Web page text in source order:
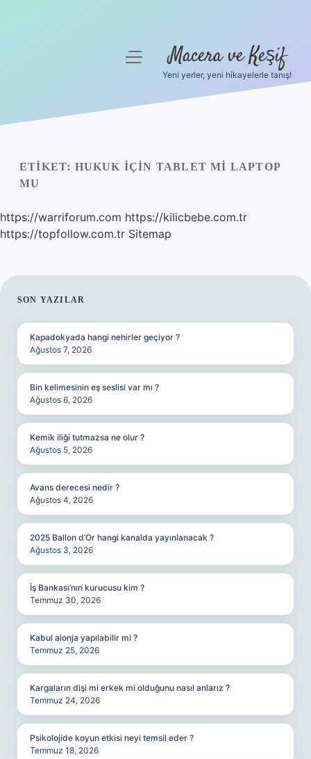
Yasal Uyarı
menüyüMacera ve Keşif
Yeni yerler, yeni hikayelerle tanış!
ETIKET: HUKUK IÇIN TABLET MI LAPTOP
MU
https://warriforum.com https://kilicbebe.com.tr
https://topfollow.com.tr Sitemap
SIDEBAR
SON YAZILAR
Kapadokyada hangi nehirler geçiyor ?
Ağustos 7, 2026
Bin kelimesinin eş seslisi var mı ?
Ağustos 6, 2026
Kemik iliği tutmazsa ne olur ?
Ağustos 5, 2026
Avans derecesi nedir ?
Ağustos 4, 2026
2025 Ballon d’Or hangi kanalda yayınlanacak ?
Ağustos 3, 2026
İş Bankası’nın kurucusu kim ?
Temmuz 30, 2026
Kabul alonja yapılabilir mi ?
Temmuz 25, 2026
Kargaların dişi mi erkek mi olduğunu nasıl anlarız ?
Temmuz 24, 2026
Psikolojide koyun etkisi neyi temsil eder ?
Temmuz 18, 2026